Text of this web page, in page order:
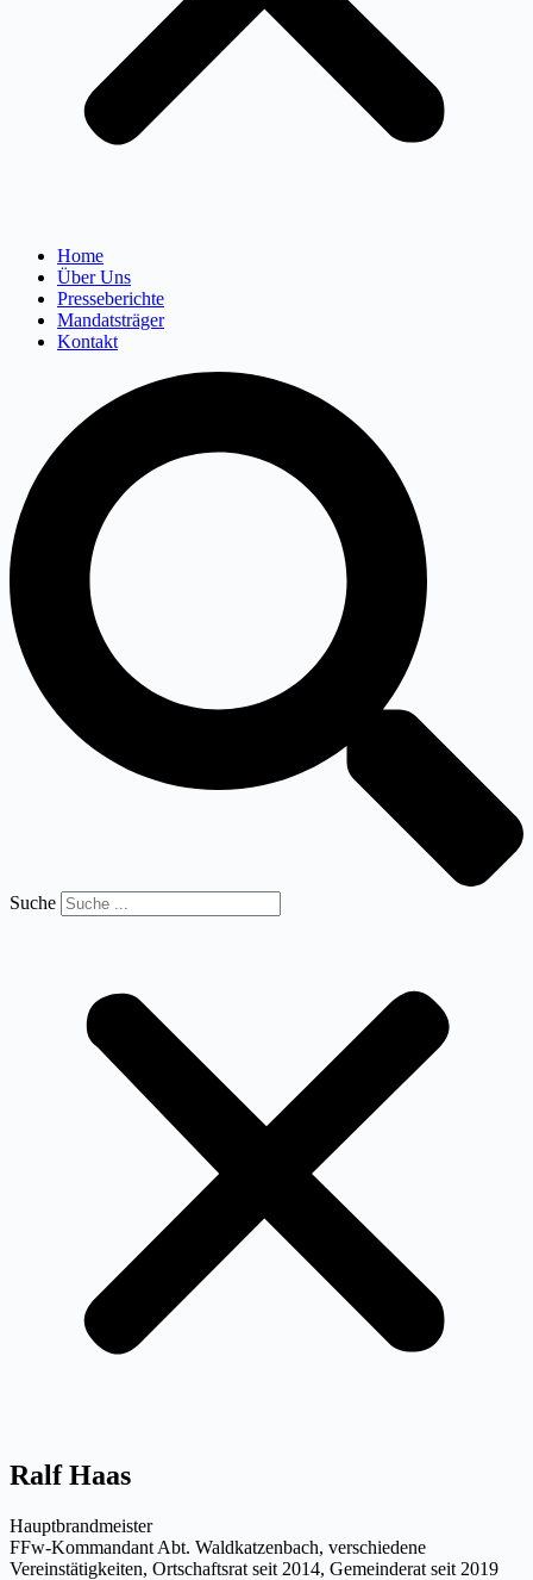
Home
Über Uns
Presseberichte
Mandatsträger
Kontakt
Suche
Ralf Haas
Hauptbrandmeister
FFw-Kommandant Abt. Waldkatzenbach, verschiedene
Vereinstätigkeiten, Ortschaftsrat seit 2014, Gemeinderat seit 2019